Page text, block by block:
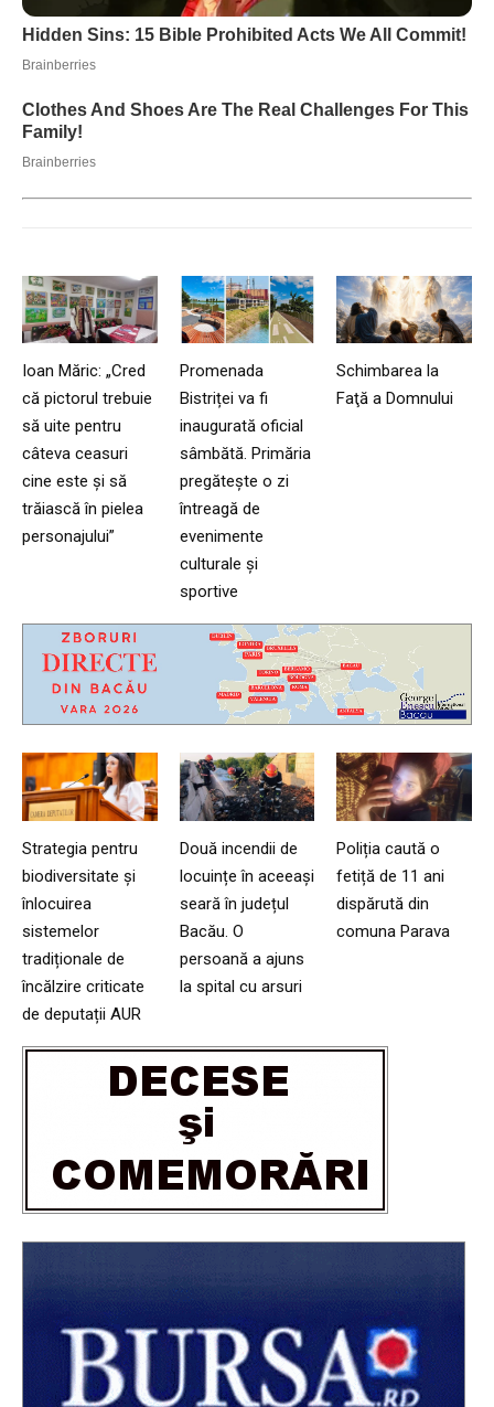
Ioan Măric: „Cred
că pictorul trebuie
să uite pentru
câteva ceasuri
cine este și să
trăiască în pielea
personajului”
Promenada
Bistriței va fi
inaugurată oficial
sâmbătă. Primăria
pregătește o zi
întreagă de
evenimente
culturale și
sportive
Schimbarea la
Faţă a Domnului
Strategia pentru
biodiversitate și
înlocuirea
sistemelor
tradiționale de
încălzire criticate
de deputații AUR
Două incendii de
locuințe în aceeași
seară în județul
Bacău. O
persoană a ajuns
la spital cu arsuri
Poliția caută o
fetiță de 11 ani
dispărută din
comuna Parava